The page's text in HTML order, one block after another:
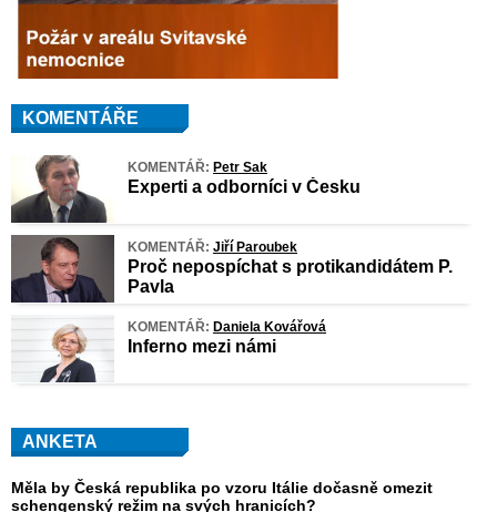
KOMENTÁŘE
KOMENTÁŘ: Petr Sak
Experti a odborníci v Česku
KOMENTÁŘ: Jiří Paroubek
Proč nepospíchat s protikandidátem P.
Pavla
KOMENTÁŘ: Daniela Kovářová
Inferno mezi námi
ANKETA
Měla by Česká republika po vzoru Itálie dočasně omezit
schengenský režim na svých hranicích?